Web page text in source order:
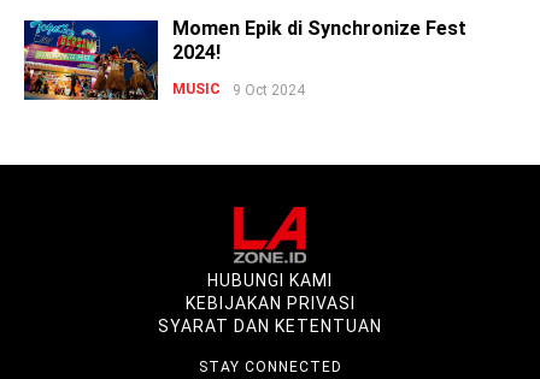
Momen Epik di Synchronize Fest
2024!
MUSIC 9 Oct 2024
HUBUNGI KAMI
KEBIJAKAN PRIVASI
SYARAT DAN KETENTUAN
STAY CONNECTED